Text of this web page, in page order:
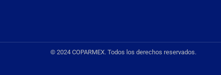
© 2024 COPARMEX. Todos los derechos reservados.